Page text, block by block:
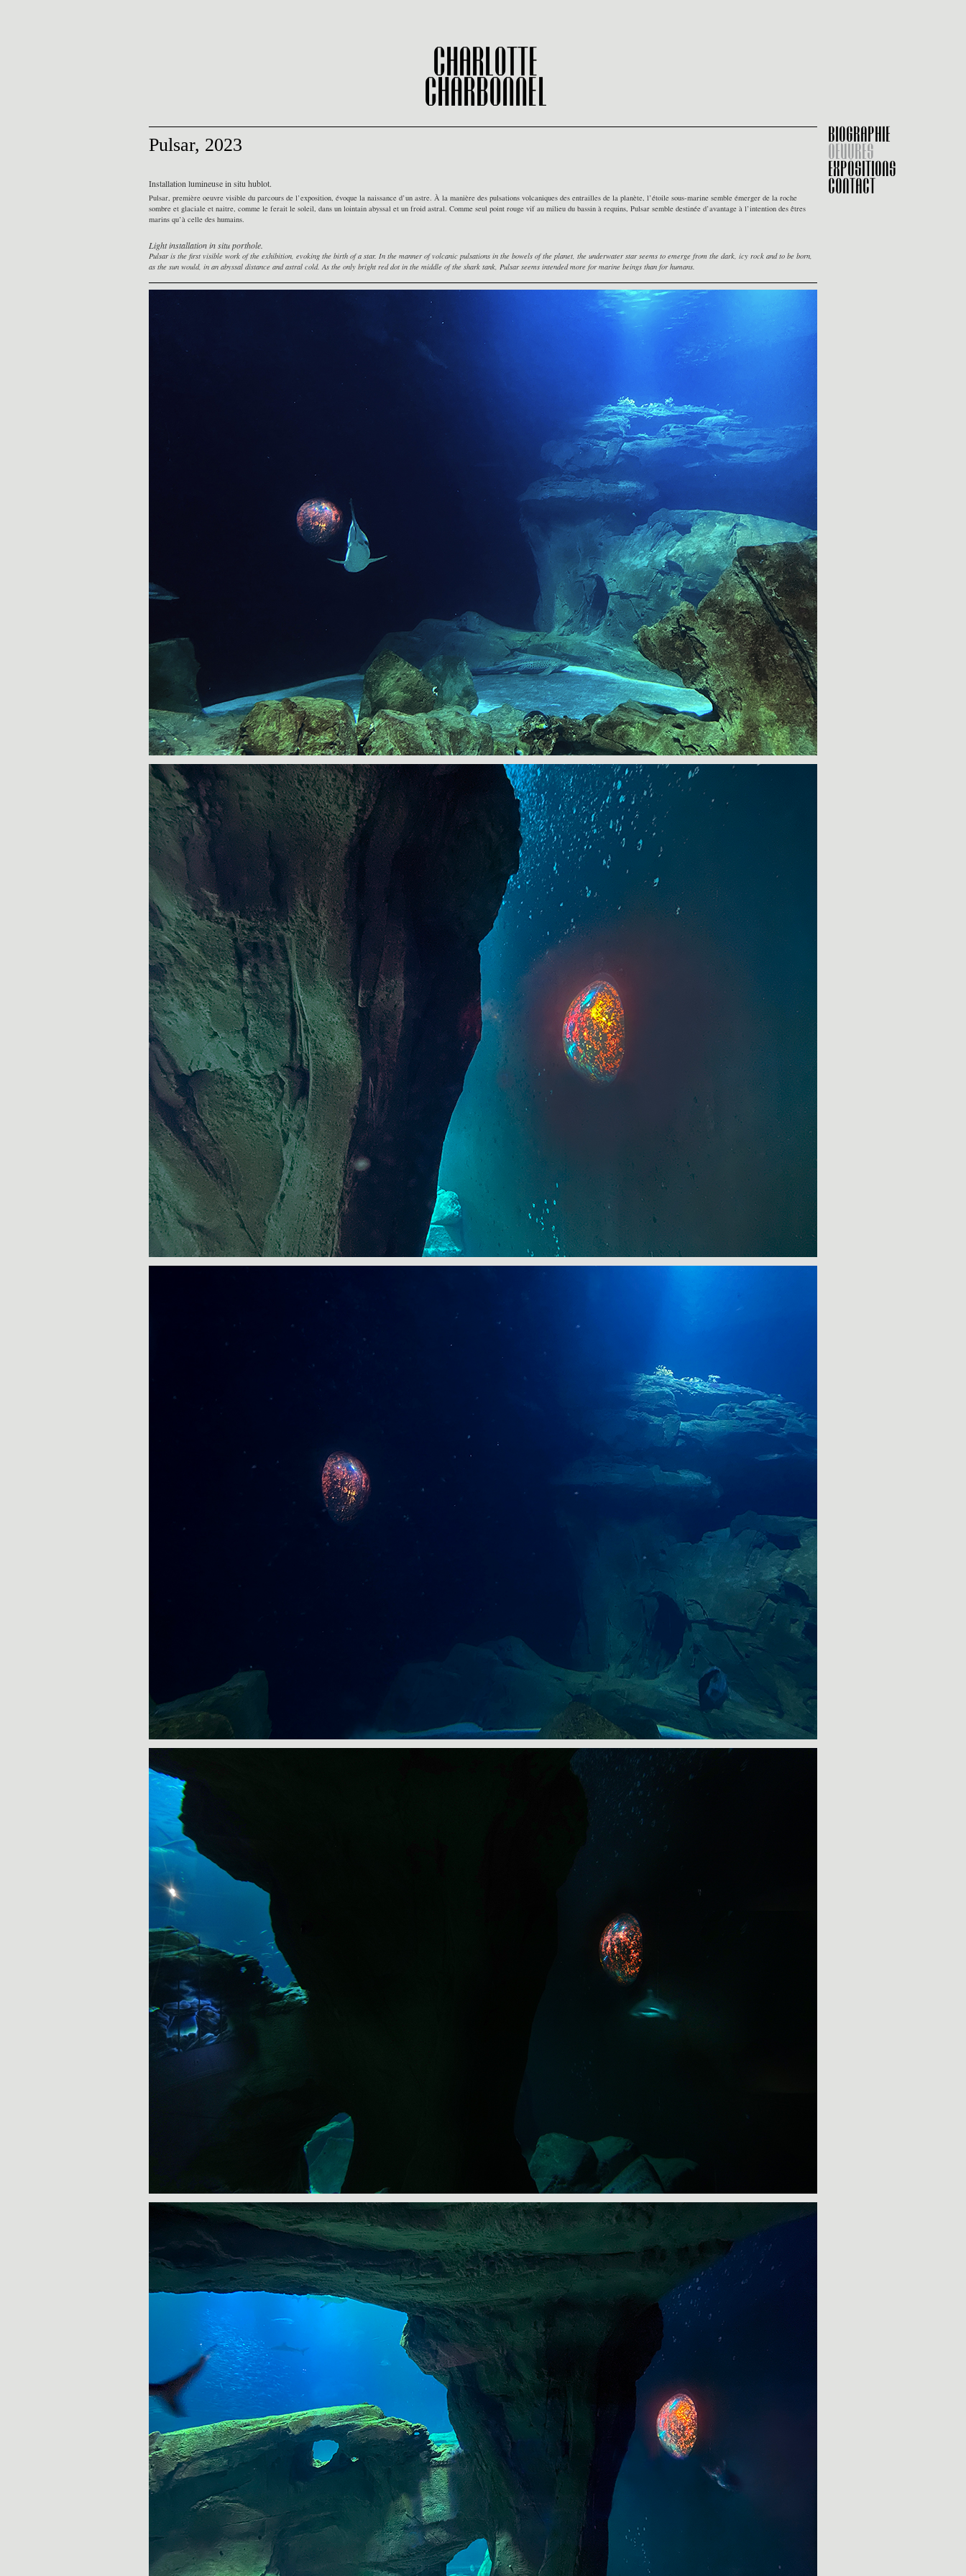
Charlotte
Charbonnel
BIOGRAPHIE
OEUVRES
EXPOSITIONS
CONTACT
Pulsar, 2023
Installation lumineuse in situ hublot.
Pulsar, première oeuvre visible du parcours de l’exposition, évoque la naissance d’un astre. À la manière des pulsations volcaniques des entrailles de la planète, l’étoile sous-marine semble émerger de la roche
sombre et glaciale et naitre, comme le ferait le soleil, dans un lointain abyssal et un froid astral. Comme seul point rouge vif au milieu du bassin à requins, Pulsar semble destinée d’avantage à l’intention des êtres
marins qu’à celle des humains.
Light installation in situ porthole.
Pulsar is the first visible work of the exhibition, evoking the birth of a star. In the manner of volcanic pulsations in the bowels of the planet, the underwater star seems to emerge from the dark, icy rock and to be born,
as the sun would, in an abyssal distance and astral cold. As the only bright red dot in the middle of the shark tank, Pulsar seems intended more for marine beings than for humans.